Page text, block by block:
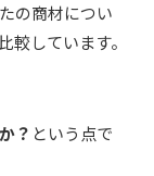
の商材につい
較しています。
？ という点で